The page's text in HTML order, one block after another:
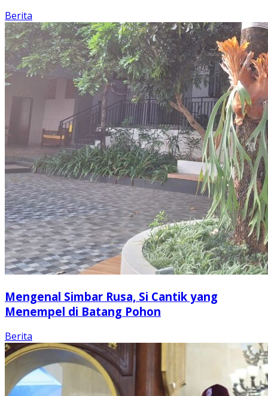
Berita
Mengenal Simbar Rusa, Si Cantik yang
Menempel di Batang Pohon
Berita